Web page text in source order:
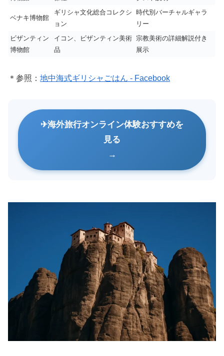
ベナキ博物館
ギリシャ文化総合コレクシ
ョン
時代別バーチャルギャラ
リー
ビザンティン
博物館
イコン、ビザンティン美術
品
宗教美術の詳細解説付き
展示
＊参照： 地中海式ギリシャごはん - Facebook
海外旅行オンライン体験おすすめを
見る